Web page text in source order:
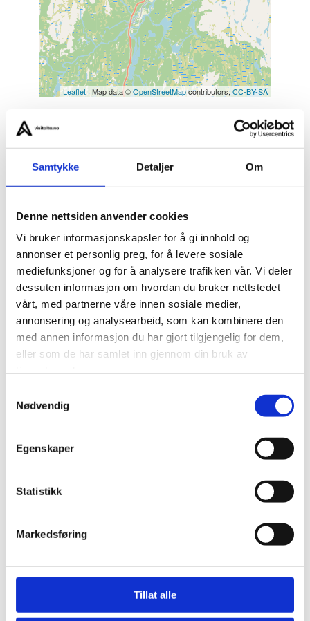
Samtykke Detaljer Om
Denne nettsiden anvender cookies
Vi bruker informasjonskapsler for å gi innhold og
annonser et personlig preg, for å levere sosiale
mediefunksjoner og for å analysere trafikken vår. Vi deler
dessuten informasjon om hvordan du bruker nettstedet
vårt, med partnerne våre innen sosiale medier,
annonsering og analysearbeid, som kan kombinere den
med annen informasjon du har gjort tilgjengelig for dem,
eller som de har samlet inn gjennom din bruk av
Nødvendig
Egenskaper
Statistikk
Markedsføring
Tillat alle
Leaflet| Map data ©OpenStreetMapcontributors,CC-BY-SA
Kjenn adrenalinet når dere utfordrer hverandre i
tradisjonell reinkappkjøring og lassokast konkuranse–
samisk familie fra Máze, som fortsatt temmer reinsdyr
på tradisjonell måte for å bevare kunnskapen og arven.
Etter konkurransen samles deltakerne ved bålet. Her
serveres et samisk festmåltid , enten to eller tre retters
samisk måltid bestående av reinsdyrkjøtt. Det er også
muligheter for møtevirksomhet i vår Goahti.
Kontakt oss i dag for